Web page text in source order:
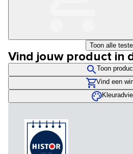
Toon alle
Vind jouw product in
Toon
Vind een